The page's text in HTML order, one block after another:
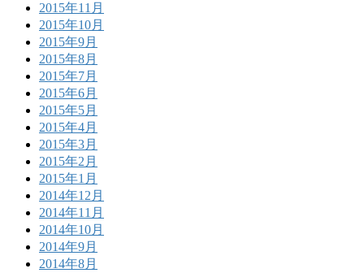
2015年11月
2015年10月
2015年9月
2015年8月
2015年7月
2015年6月
2015年5月
2015年4月
2015年3月
2015年2月
2015年1月
2014年12月
2014年11月
2014年10月
2014年9月
2014年8月